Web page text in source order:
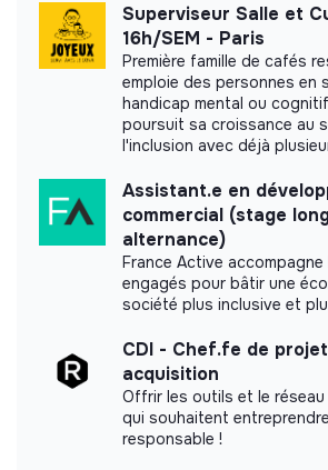
Labels and certifications
This structure did not
labels or certifications that it was
Documents
Did not yet add a transparency
Superviseur Salle et
16h/SEM - Paris
Première famille de cafés
emploie des personnes en
handicap mental ou
poursuit sa croissance au
l'inclusion avec déjà
Assistant.e en
commercial (stage
alternance)
France Active
engagés pour bâtir une
société plus inclusive et
CDI - Chef.fe de
acquisition
Offrir les outils et le
qui souhaitent
responsable !